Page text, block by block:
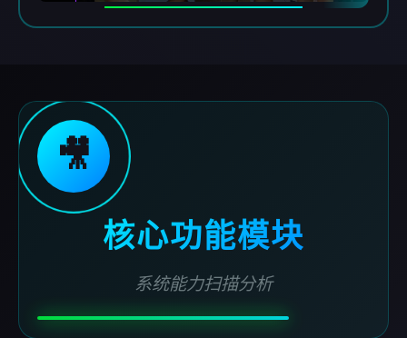
🎥
核心功能模块
系统能力扫描分析